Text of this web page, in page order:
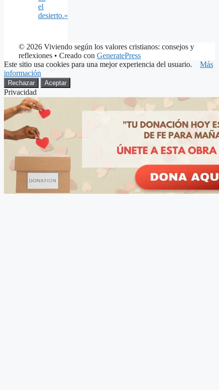
el
desierto.»
© 2026 Viviendo según los valores cristianos: consejos y
reflexiones • Creado con GeneratePress
Este sitio usa cookies para una mejor experiencia del usuario. Más
información
Rechazar Aceptar
Privacidad